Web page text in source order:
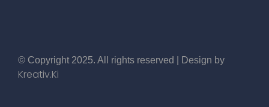
© Copyright 2025. All rights reserved | Design by
Kreativ.Ki